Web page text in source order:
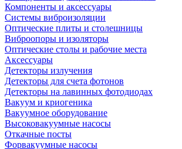
Компоненты и аксессуары
Системы виброизоляции
Оптические плиты и столешницы
Виброопоры и изоляторы
Оптические столы и рабочие места
Аксессуары
Детекторы излучения
Детекторы для счета фотонов
Детекторы на лавинных фотодиодах
Вакуум и криогеника
Вакуумное оборудование
Высоковакуумные насосы
Откачные посты
Форвакуумные насосы